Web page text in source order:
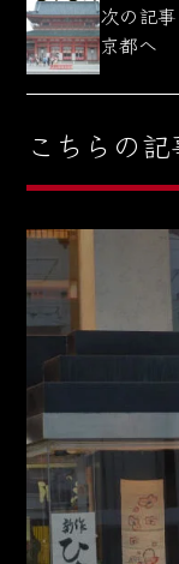
次の記事
京都へ
こちらの記